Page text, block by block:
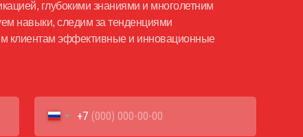
глубокими знаниями и многолетним
навыки, следим за тенденциями
клиентам эффективные и инновационные
+7